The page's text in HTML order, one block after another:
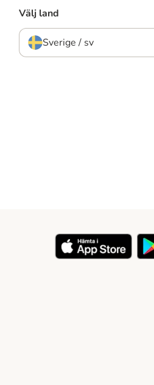
Välj land
Sverige / sv